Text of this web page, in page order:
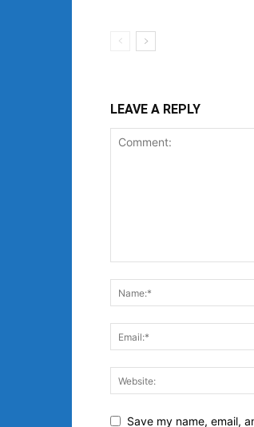
LEAVE A REPLY
Save my name, email,